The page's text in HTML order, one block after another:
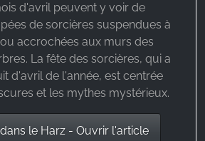
d'avril peuvent y voir de
de sorcières suspendues à
accrochées aux murs des
La fête des sorcières, qui a
d'avril de l'année, est centrée
et les mythes mystérieux.
le Harz - Ouvrir l'article
sont utilisés par des
pour afficher des publicités
Ils le font en suivant les visiteurs à